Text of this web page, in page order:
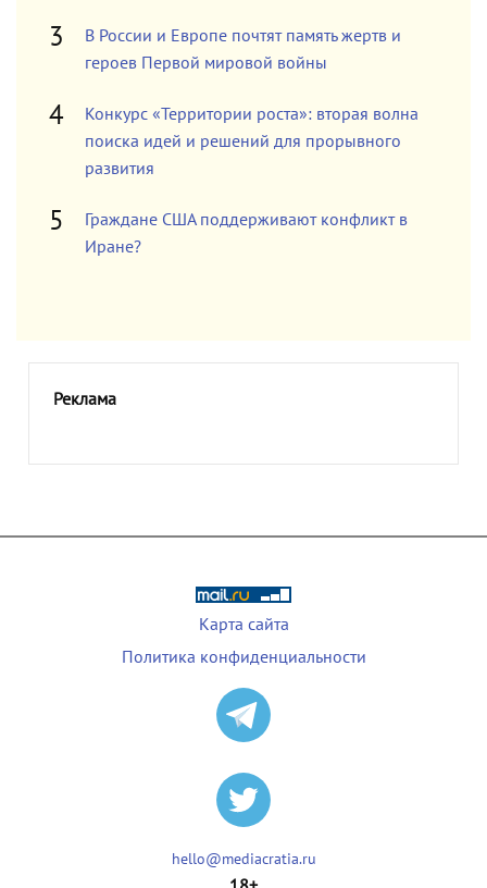
В России и Европе почтят память жертв и
героев Первой мировой войны
Конкурс «Территории роста»: вторая волна
поиска идей и решений для прорывного
развития
Граждане США поддерживают конфликт в
Иране?
Реклама
Карта сайта
Политика конфиденциальности
hello@mediacratia.ru